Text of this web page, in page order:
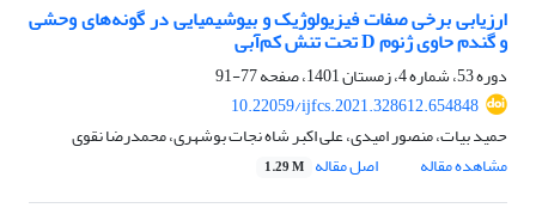
ارزیابی برخی صفات فیزیولوژیک و بیوشیمیایی در گونه‌های وحشی
و گندم حاوی ژنوم D تحت تنش کم‌آبی
دوره 53، شماره 4، زمستان 1401، صفحه
77-91
10.22059/ijfcs.2021.328612.654848
حمید بیات، منصور امیدی، علی اکبر شاه نجات بوشهری، محمدرضا نقوی
مشاهده مقاله
اصل مقاله 1.29 M